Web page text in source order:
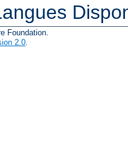
Foundation.
2.0.